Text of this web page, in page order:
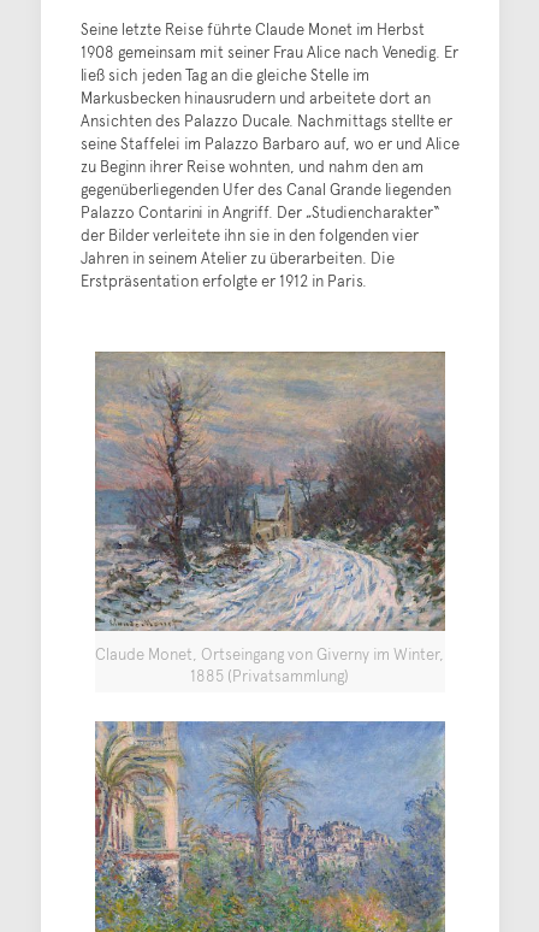
Seine letzte Reise führte Claude Monet im Herbst
1908 gemeinsam mit seiner Frau Alice nach Venedig. Er
ließ sich jeden Tag an die gleiche Stelle im
Markusbecken hinausrudern und arbeitete dort an
Ansichten des Palazzo Ducale. Nachmittags stellte er
seine Staffelei im Palazzo Barbaro auf, wo er und Alice
zu Beginn ihrer Reise wohnten, und nahm den am
gegenüberliegenden Ufer des Canal Grande liegenden
Palazzo Contarini in Angriff. Der „Studiencharakter“
der Bilder verleitete ihn sie in den folgenden vier
Jahren in seinem Atelier zu überarbeiten. Die
Erstpräsentation erfolgte er 1912 in Paris.
Claude Monet, Ortseingang von Giverny im Winter,
1885 (Privatsammlung)